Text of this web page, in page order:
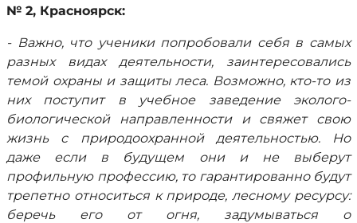
№ 2, Красноярск:
- Важно, что ученики попробовали себя в самых
разных видах деятельности, заинтересовались
темой охраны и защиты леса. Возможно, кто-то из
них поступит в учебное заведение эколого-
биологической направленности и свяжет свою
жизнь с природоохранной деятельностью. Но
даже если в будущем они и не выберут
профильную профессию, то гарантированно будут
трепетно относиться к природе, лесному ресурсу:
беречь его от огня, задумываться о